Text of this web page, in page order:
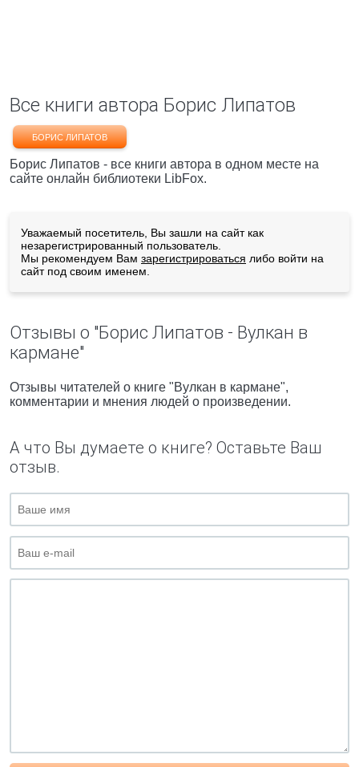
Все книги автора Борис Липатов
БОРИС ЛИПАТОВ
Борис Липатов - все книги автора в одном месте на
сайте онлайн библиотеки LibFox.
Уважаемый посетитель, Вы зашли на сайт как
незарегистрированный пользователь.
Мы рекомендуем Вам зарегистрироваться либо войти на
сайт под своим именем.
Отзывы о "Борис Липатов - Вулкан в
кармане"
Отзывы читателей о книге "Вулкан в кармане",
комментарии и мнения людей о произведении.
А что Вы думаете о книге? Оставьте Ваш
отзыв.